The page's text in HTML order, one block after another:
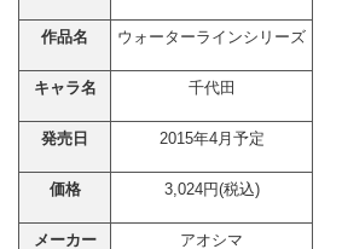
作品名 ウォーターラインシリーズ
キャラ名 千代田
発売日 2015年4月予定
価格 3,024円(税込)
メーカー アオシマ